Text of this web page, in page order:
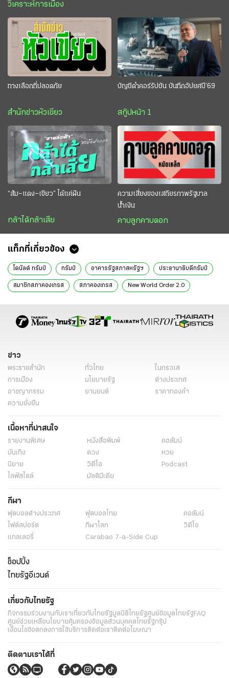
วิเคราะห์การเมือง
ทางเลือกที่ปลอดภัย
สำนักข่าวหัวเขียว
บัญชีดำคอร์รัปชัน บันทึกอัปยศปี’69
สกู๊ปหน้า 1
“ส้ม–แดง–เขียว” ได้แค่ฝัน
กล้าได้กล้าเสีย
ความเสี่ยงของเสถียรภาพรัฐบาล
น้ำเงิน
คาบลูกคาบดอก
แท็กที่เกี่ยวข้อง
โดนัลด์ ทรัมป์ ทรัมป์ อาคารรัฐสภาสหรัฐฯ ประธานาธิบดีทรัมป์
สมาชิกสภาคองเกรส สภาคองเกรส New World Order 2.0
ความสัมพันธ์ระหว่างประเทศ การค้าระหว่างประเทศ
สหรัฐอเมริกา
ไทยรัฐฉบับพิมพ์ เศรษฐกิจ New World Order 2.0
ข่าว
พระราชสำนัก ทั่วไทย
ในกระแส
การเมือง
นโยบายรัฐ
ต่างประเทศ
อาชญากรรม
ยานยนต์
ราคาทองคำ
ความยั่งยืน
เนื้อหาที่น่าสนใจ
รายงานพิเศษ หนังสือพิมพ์
คอลัมน์
บันเทิง
ดวง
หวย
นิยาย
วิดีโอ
Podcast
ไลฟ์สไตล์
มัลติมีเดีย
กีฬา
ฟุตบอลต่่างประเทศ ฟุตบอลไทย
คอลัมน์
ไฟต์สปอร์ต
กีฬาโลก
วิดีโอ
แกลเลอรี่
Carabao 7-a-Side Cup
ช็อปปิ้ง
ไทยรัฐอีเวนต์
เกี่ยวกับไทยรัฐ
กิจกรรมร่วมงานกับเราเกี่ยวกับไทยรัฐมูลนิธิไทยรัฐศูนย์ข้อมูลไทยรัฐFAQ
ศูนย์ช่วยเหลือนโยบายคุ้มครองข้อมูลส่วนบุคคลไทยรัฐกรุ๊ป
เงื่อนไขข้อตกลงการใช้บริการติดต่อเราติดต่อโฆษณา
ติดตามเราได้ที่